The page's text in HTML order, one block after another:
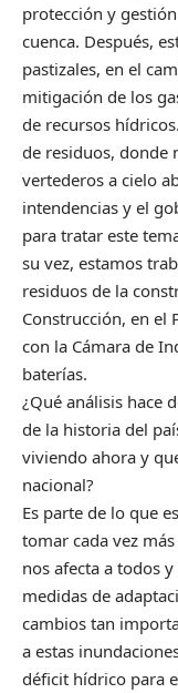
protección y
cuenca. Después,
pastizales, en el
mitigación de los
de recursos
de residuos, donde
vertederos a cielo
intendencias y el
para tratar este
su vez, estamos
residuos de la
Construcción, en el
con la Cámara de
baterías.
¿Qué análisis hace
de la historia del
viviendo ahora y
nacional?
Es parte de lo que
tomar cada vez
nos afecta a todos
medidas de
cambios tan
a estas
déficit hídrico para